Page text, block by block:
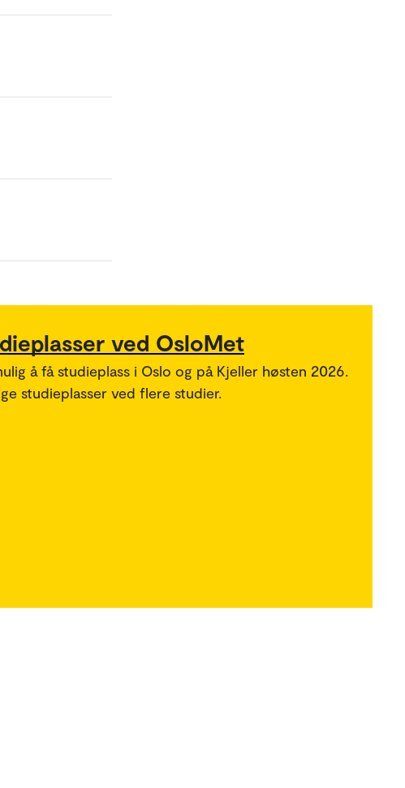
ved OsloMet
å få studieplass i Oslo og på Kjeller høsten 2026.
studieplasser ved flere studier.